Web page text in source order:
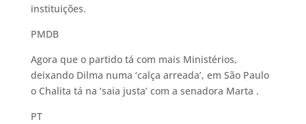
instituições.
PMDB
Agora que o partido tá com mais Ministérios,
deixando Dilma numa ‘calça arreada’, em São Paulo
o Chalita tá na ‘saia justa’ com a senadora Marta .
PT